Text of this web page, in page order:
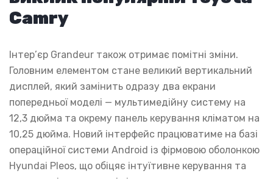
Camry
Інтер’єр Grandeur також отримає помітні зміни.
Головним елементом стане великий вертикальний
дисплей, який замінить одразу два екрани
попередньої моделі — мультимедійну систему на
12,3 дюйма та окрему панель керування кліматом на
10,25 дюйма. Новий інтерфейс працюватиме на базі
операційної системи Android із фірмовою оболонкою
Hyundai Pleos, що обіцяє інтуїтивне керування та